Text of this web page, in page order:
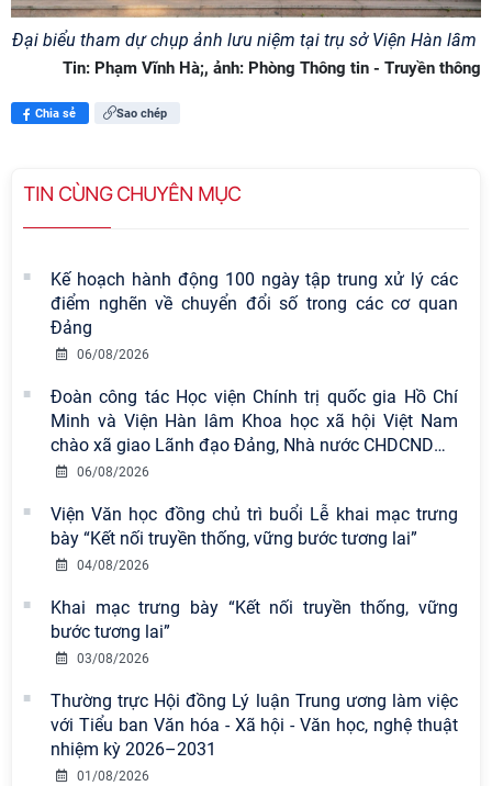
Đại biểu tham dự chụp ảnh lưu niệm tại trụ sở Viện Hàn lâm
Tin: Phạm Vĩnh Hà;, ảnh: Phòng Thông tin - Truyền thông
Chia sẻ Sao chép
TIN CÙNG CHUYÊN MỤC
Kế hoạch hành động 100 ngày tập trung xử lý các
điểm nghẽn về chuyển đổi số trong các cơ quan
Đảng
06/08/2026
Đoàn công tác Học viện Chính trị quốc gia Hồ Chí
Minh và Viện Hàn lâm Khoa học xã hội Việt Nam
chào xã giao Lãnh đạo Đảng, Nhà nước CHDCND…
06/08/2026
Viện Văn học đồng chủ trì buổi Lễ khai mạc trưng
bày “Kết nối truyền thống, vững bước tương lai”
04/08/2026
Khai mạc trưng bày “Kết nối truyền thống, vững
bước tương lai”
03/08/2026
Thường trực Hội đồng Lý luận Trung ương làm việc
với Tiểu ban Văn hóa - Xã hội - Văn học, nghệ thuật
nhiệm kỳ 2026–2031
01/08/2026
Viện Hàn lâm Khoa học xã hội Việt
Nam có 02 tác phẩm đạt giải khuyến
khích tại Cuộc thi chính luận bảo vệ
nền tảng tư tưởng của Đảng năm
2026
Chi bộ Viện Sử học tổ chức Tọa đàm
chuyên đề: Đẩy mạnh học tập, thực
hành tư tưởng, đạo đức, phương
pháp, phong cách Hồ Chí Minh trong